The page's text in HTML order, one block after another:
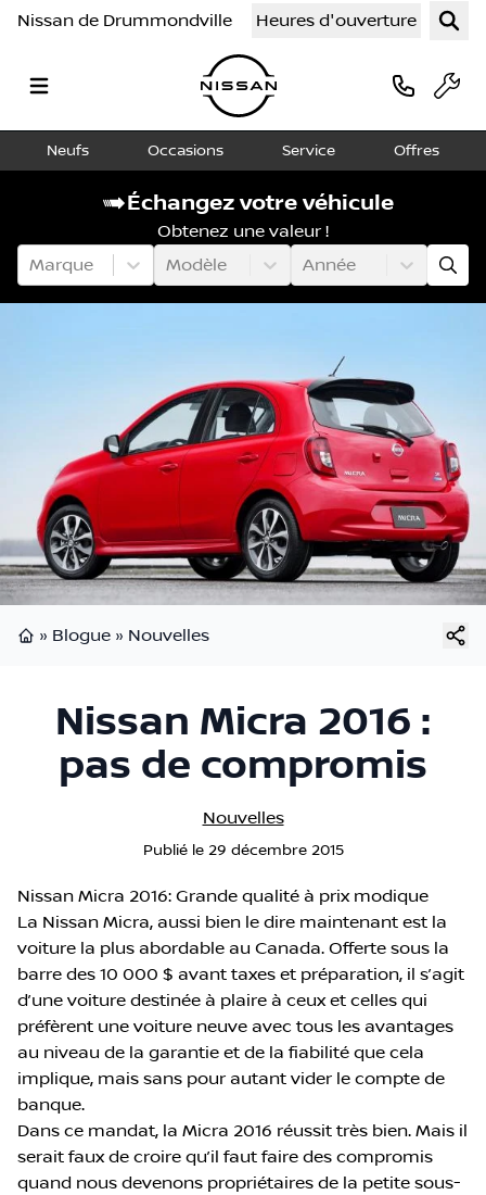
Nissan de Drummondville Heures d'ouverture
Neufs Occasions Service Offres
Échangez votre véhicule
Obtenez une valeur !
Marque
Modèle Année
» Blogue » Nouvelles
Nissan Micra 2016 :
pas de compromis
Nouvelles
Publié le 29 décembre 2015
Nissan Micra 2016: Grande qualité à prix modique
La Nissan Micra, aussi bien le dire maintenant est la
voiture la plus abordable au Canada. Offerte sous la
barre des 10 000 $ avant taxes et préparation, il s’agit
d’une voiture destinée à plaire à ceux et celles qui
préfèrent une voiture neuve avec tous les avantages
au niveau de la garantie et de la fiabilité que cela
implique, mais sans pour autant vider le compte de
banque.
Dans ce mandat, la Micra 2016 réussit très bien. Mais il
serait faux de croire qu’il faut faire des compromis
quand nous devenons propriétaires de la petite sous-